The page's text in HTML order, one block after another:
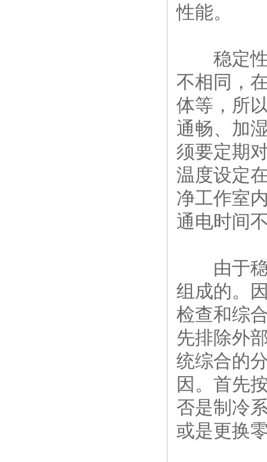
性能。
稳定性
不相同，
体等，所
通畅、加
须要定期
温度设定
净工作室
通电时间
由于稳
组成的。
检查和综
先排除外
统综合的
因。首先
否是制冷
或是更换